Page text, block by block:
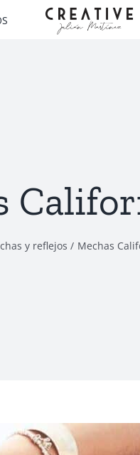
y reflejos Mechas